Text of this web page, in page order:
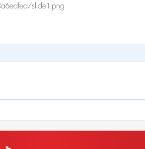
slide1.png